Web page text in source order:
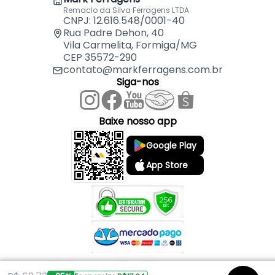
1 Bule térmico Sonetto 1L (preto)
1 Suporte para filtro de café tamanho 103 (preto)
Remaclo da Silva Ferragens LTDA
CNPJ: 12.616.548/0001-40
Rua Padre Dehon, 40
Vila Carmelita, Formiga/MG
CEP 35572-290
contato@markferragens.com.br
Siga-nos
Baixe nosso app
Google Play
App Store